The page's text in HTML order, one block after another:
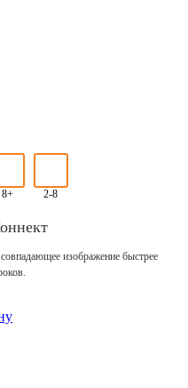
8+ 2-8
изображение быстрее